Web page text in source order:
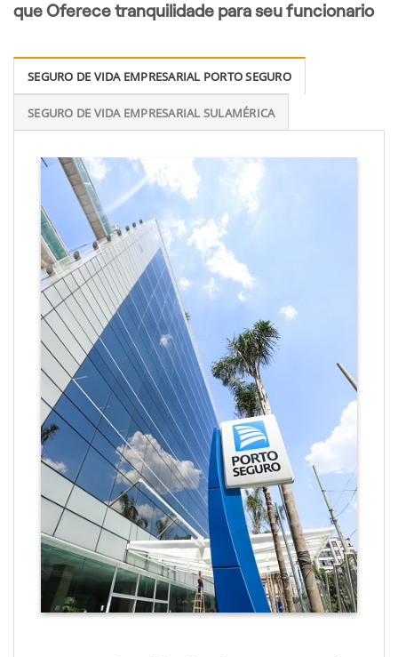
que Oferece tranquilidade para seu funcionario
SEGURO DE VIDA EMPRESARIAL PORTO SEGURO
SEGURO DE VIDA EMPRESARIAL SULAMÉRICA